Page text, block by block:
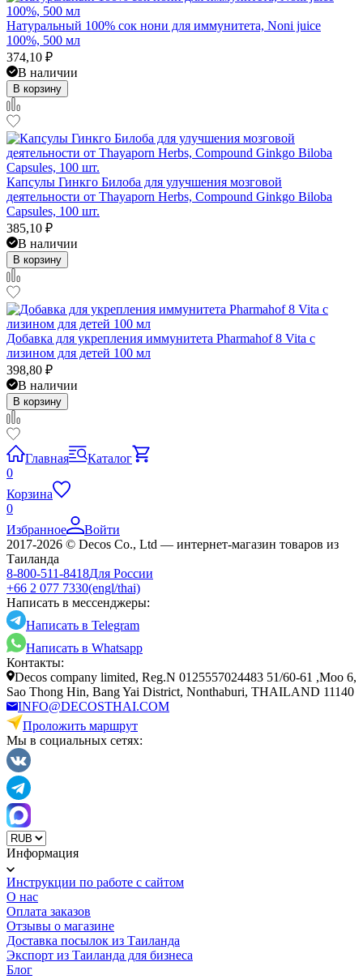
Натуральный 100% сок нони для иммунитета, Noni juice
100%, 500 мл
374,10 ₽
В наличии
В корзину
Капсулы Гинкго Билоба для улучшения мозговой
деятельности от Thayaporn Herbs, Compound Ginkgo Biloba
Capsules, 100 шт.
385,10 ₽
В наличии
В корзину
Добавка для укрепления иммунитета Pharmahof 8 Vita с
лизином для детей 100 мл
398,80 ₽
В наличии
В корзину
Главная
Каталог
0
Корзина
0
Избранное
Войти
2017-2026 © Decos Co., Ltd — интернет-магазин товаров из
Таиланда
8-800-511-8418Для России
+66 2 077 7330(engl/thai)
Написать в мессенджеры:
Написать в Telegram
Написать в Whatsapp
Контакты:
Decos company limited, Reg.N 0125557024483 51/60-61 ,Moo 6,
Sao Thong Hin, Bang Yai District, Nonthaburi, THAILAND 11140
INFO@DECOSTHAI.COM
Проложить маршрут
Мы в социальных сетях:
Информация
Инструкции по работе с сайтом
О нас
Оплата заказов
Отзывы о магазине
Доставка посылок из Таиланда
Экспорт из Таиланда для бизнеса
Блог